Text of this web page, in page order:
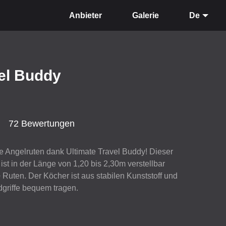
Anbieter Galerie De
Buddy
72 Bewertungen
Angelruten dank Ultimate Travel Buddy! Dieser
in der Länge von 1,20 bis 2,30m verstellbar
Der Köcher ist aus stabilen Kunststoff und
bequem tragen.